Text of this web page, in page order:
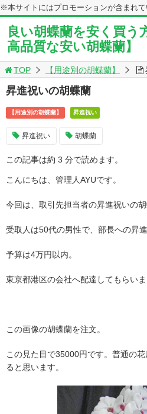
※本サイトにはプロモーションが含まれて
良い胡蝶蘭を安く買う
高品質な安い胡蝶蘭】
TOP 【用途別の胡蝶蘭】
昇進祝いの胡蝶蘭
【用途別の胡蝶蘭】 昇進祝い
昇進祝い 胡蝶蘭
この記事は約 3 分で読めます。
こんにちは、管理人AYUです。
今回は、取引先担当者の昇進祝いの
受取人は50代の男性で、部長への昇進
予算は4万円以内。
東京都港区の会社へ配達してもらいま
この画像の胡蝶蘭を注文。
この見た目で35000円です。普通の
ると思います。